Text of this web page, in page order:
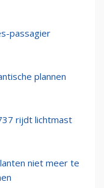
passagier
plannen
rijdt lichtmast
niet meer te